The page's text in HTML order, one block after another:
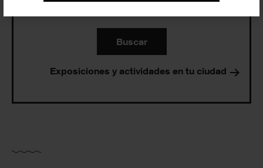
Buscar
Exposiciones y actividades en tu ciudad